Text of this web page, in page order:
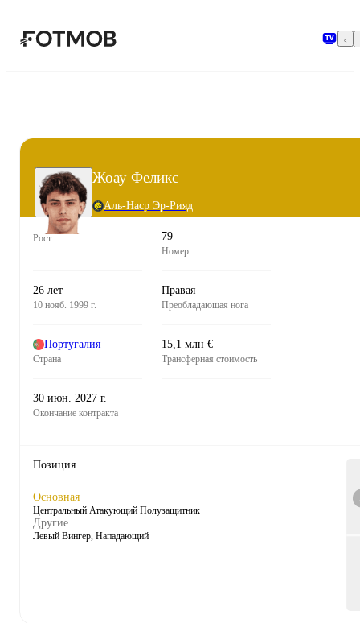
Жоау Феликс
Аль-Наср Эр-Рияд
Рост 79
Номер
26 лет
10 нояб. 1999 г.
Правая
Преобладающая нога
Португалия
Страна
15,1 млн €
Трансферная стоимость
30 июн. 2027 г.
Окончание контракта
Позиция
Основная
Центральный Атакующий Полузащитник
Другие
Левый Вингер, Нападающий